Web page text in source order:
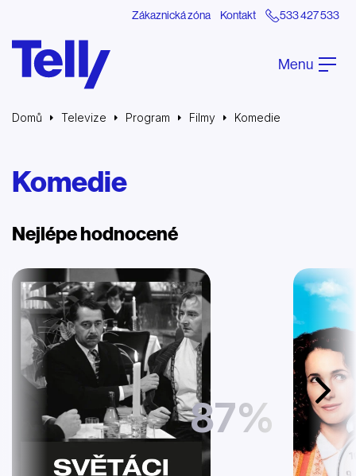
Zákaznická zóna Kontakt 533 427 533
Menu
Domů Televize Program Filmy Komedie
Komedie
Nejlépe hodnocené
Další
87%